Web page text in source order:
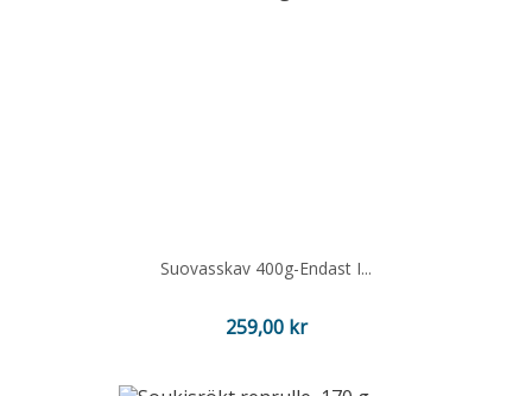
Suovasskav 400g-Endast I...
Pris
259,00 kr